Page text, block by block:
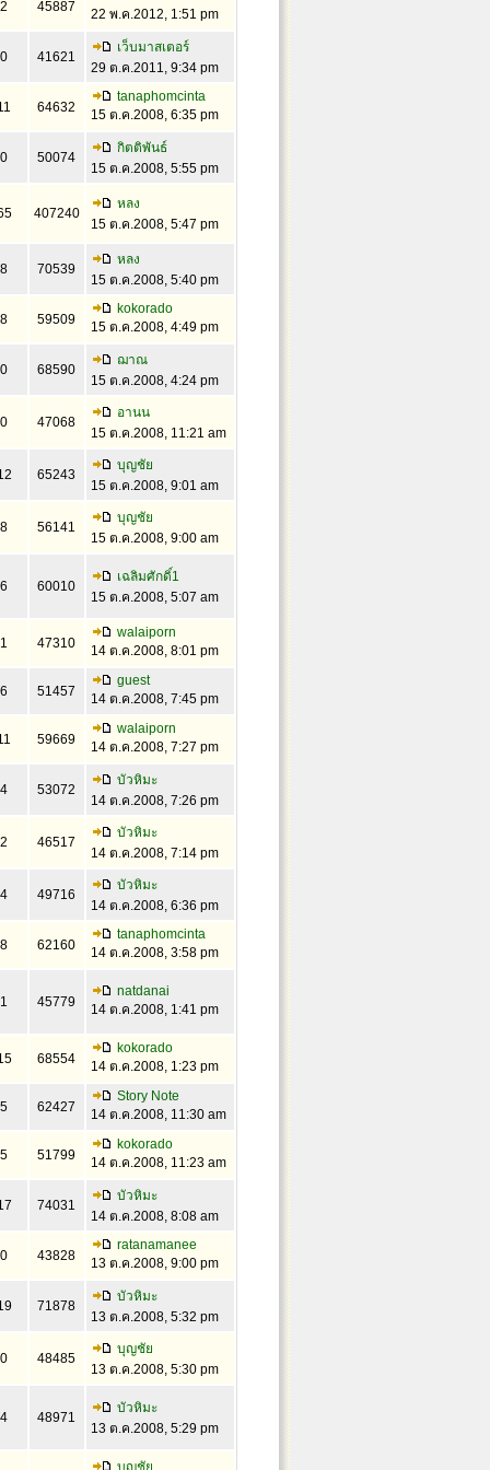
2 45887
22 พ.ค.2012, 1:51 pm
0 41621
เว็บมาสเตอร์
29 ต.ค.2011, 9:34 pm
64632
tanaphomcinta
15 ต.ค.2008, 6:35 pm
0 50074
กิตติพันธ์
15 ต.ค.2008, 5:55 pm
407240
หลง
15 ต.ค.2008, 5:47 pm
8 70539
หลง
15 ต.ค.2008, 5:40 pm
8 59509
kokorado
15 ต.ค.2008, 4:49 pm
0 68590
ฌาณ
15 ต.ค.2008, 4:24 pm
0 47068
อานน
15 ต.ค.2008, 11:21 am
65243
บุญชัย
15 ต.ค.2008, 9:01 am
8 56141
บุญชัย
15 ต.ค.2008, 9:00 am
6 60010
เฉลิมศักดิ์1
15 ต.ค.2008, 5:07 am
1 47310
walaiporn
14 ต.ค.2008, 8:01 pm
6 51457
guest
14 ต.ค.2008, 7:45 pm
59669
walaiporn
14 ต.ค.2008, 7:27 pm
4 53072
บัวหิมะ
14 ต.ค.2008, 7:26 pm
2 46517
บัวหิมะ
14 ต.ค.2008, 7:14 pm
4 49716
บัวหิมะ
14 ต.ค.2008, 6:36 pm
8 62160
tanaphomcinta
14 ต.ค.2008, 3:58 pm
1 45779
natdanai
14 ต.ค.2008, 1:41 pm
68554
kokorado
14 ต.ค.2008, 1:23 pm
5 62427
Story Note
14 ต.ค.2008, 11:30 am
5 51799
kokorado
14 ต.ค.2008, 11:23 am
74031
บัวหิมะ
14 ต.ค.2008, 8:08 am
0 43828
ratanamanee
13 ต.ค.2008, 9:00 pm
71878
บัวหิมะ
13 ต.ค.2008, 5:32 pm
0 48485
บุญชัย
13 ต.ค.2008, 5:30 pm
4 48971
บัวหิมะ
13 ต.ค.2008, 5:29 pm
บุญชัย